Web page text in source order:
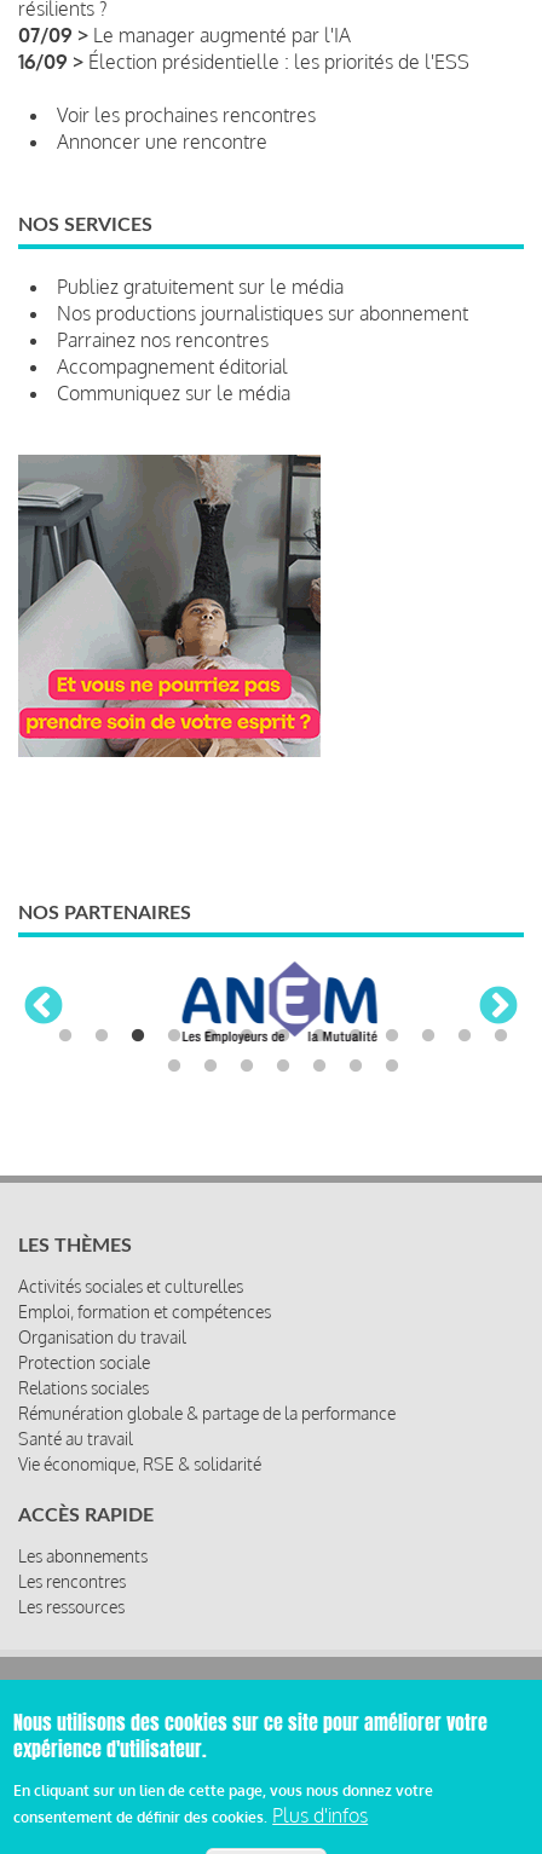
résilients ?
07/09 > Le manager augmenté par l'IA
16/09 > Élection présidentielle : les priorités de l'ESS
Voir les prochaines rencontres
Annoncer une rencontre
NOS SERVICES
Publiez gratuitement sur le média
Nos productions journalistiques sur abonnement
Parrainez nos rencontres
Accompagnement éditorial
Communiquez sur le média
NOS PARTENAIRES
LES THÈMES
Activités sociales et culturelles
Emploi, formation et compétences
Organisation du travail
Protection sociale
Relations sociales
Rémunération globale & partage de la performance
Santé au travail
Vie économique, RSE & solidarité
ACCÈS RAPIDE
Les abonnements
Les rencontres
Les ressources
Pied
Mentions légales et condition générale d’utilisation et
Nous utilisons des cookies sur ce site pour améliorer votre
expérience d'utilisateur.
En cliquant sur un lien de cette page, vous nous donnez votre
consentement de définir des cookies. Plus d'infos